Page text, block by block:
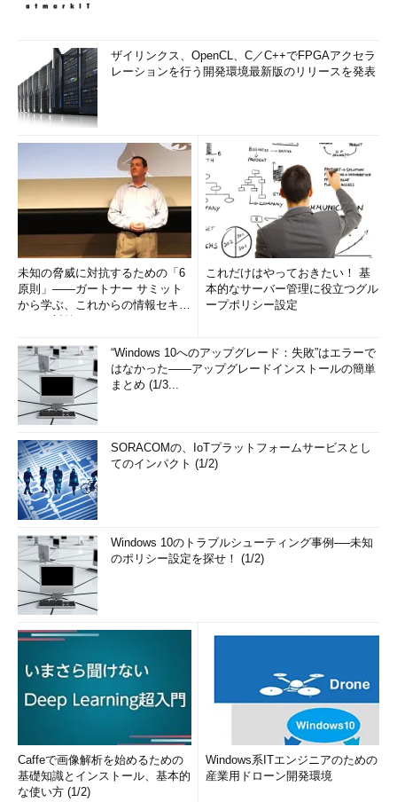
ツールを積極的に提案したがら
景には、一部のSIerの保守的な
体質が見え隠れする。労働集約
的な開発体制を改善する努力を
せず、従来の業務のやり方のま
まで、全ての仕事を自社や関連
会社のSE（システムエンジニ
ア）に割り当てるために、開発
業務を効率化する自動化ツール
の導入に消極的になっているケ
ースも多いという。
しかし、情報システム開発や
システムインテグレーションに
かかわる競争は激化しつつあ
ールを活用して情報システム開
発を省力化する提案が差別化の
大きな要素になってきている。
「労働集約的な古い体質のま
分に答えることのできないSIer
は、いずれは淘汰されていくこ
とになるだろう
鐘を鳴らす。
ユーザー企業にとって、自動
化ツールを導入するのに最も適
したタイミングは、情報システ
ムの新規開発や更新の時期であ
る。その際には、必ず複数の
を求め、その中から、「自社の
状況に合わせて自動化ツールを
択・検討すればよいだろう。ま
た、保守フェーズにある情報シ
ステムであっても、テストやマ
ザイリンクス、OpenCL、C／C++でFPGAアクセラ
レーションを行う開発環境最新版のリリースを発表
未知の脅威に対抗するための「6
原則」――ガートナー サミット
から学ぶ、これからの情報セキュ
これだけはやっておきたい！ 基
本的なサーバー管理に役立つグル
ープポリシー設定
“Windows 10へのアップグレード：失敗”はエラーで
はなかった――アップグレードインストールの簡単
まとめ (1/3...
SORACOMの、IoTプラットフォームサービスとし
てのインパクト (1/2)
Windows 10のトラブルシューティング事例──未知
のポリシー設定を探せ！ (1/2)
Caffeで画像解析を始めるための
基礎知識とインストール、基本的
な使い方 (1/2)
Windows系ITエンジニアのための
産業用ドローン開発環境